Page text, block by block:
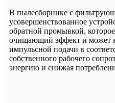
В пылесборнике с
усовершенствованное
обратной промывкой,
очищающий эффект и может
импульсной подачи в
собственного рабочего
энергию и снижая